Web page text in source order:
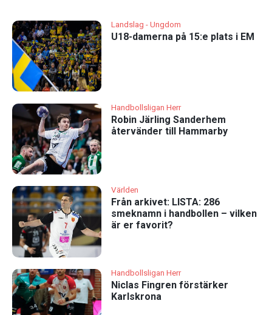
Landslag - Ungdom
U18-damerna på 15:e plats i EM
Handbollsligan Herr
Robin Järling Sanderhem
återvänder till Hammarby
Världen
Från arkivet: LISTA: 286
smeknamn i handbollen – vilken
är er favorit?
Handbollsligan Herr
Niclas Fingren förstärker
Karlskrona